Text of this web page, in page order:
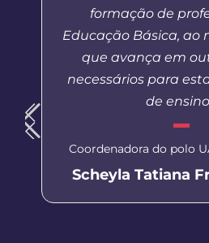
formação de
Educação Básica, ao
que avança em
necessários para
de
Coordenadora do polo
Scheyla Tatiana